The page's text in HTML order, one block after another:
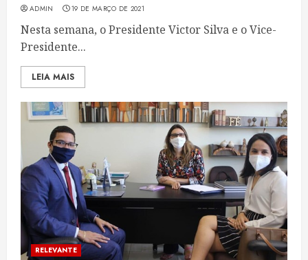
ADMIN 19 DE MARÇO DE 2021
Nesta semana, o Presidente Victor Silva e o Vice-
Presidente...
LEIA MAIS
RELEVANTE